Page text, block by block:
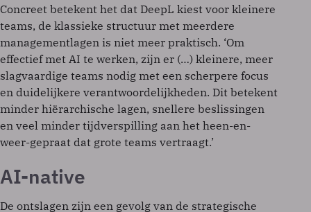
Concreet betekent het dat DeepL kiest voor kleinere
teams, de klassieke structuur met meerdere
managementlagen is niet meer praktisch. ‘Om
effectief met AI te werken, zijn er (…) kleinere, meer
slagvaardige teams nodig met een scherpere focus
en duidelijkere verantwoordelijkheden. Dit betekent
minder hiërarchische lagen, snellere beslissingen
en veel minder tijdverspilling aan het heen-en-
weer-gepraat dat grote teams vertraagt.’
AI-native
De ontslagen zijn een gevolg van de strategische